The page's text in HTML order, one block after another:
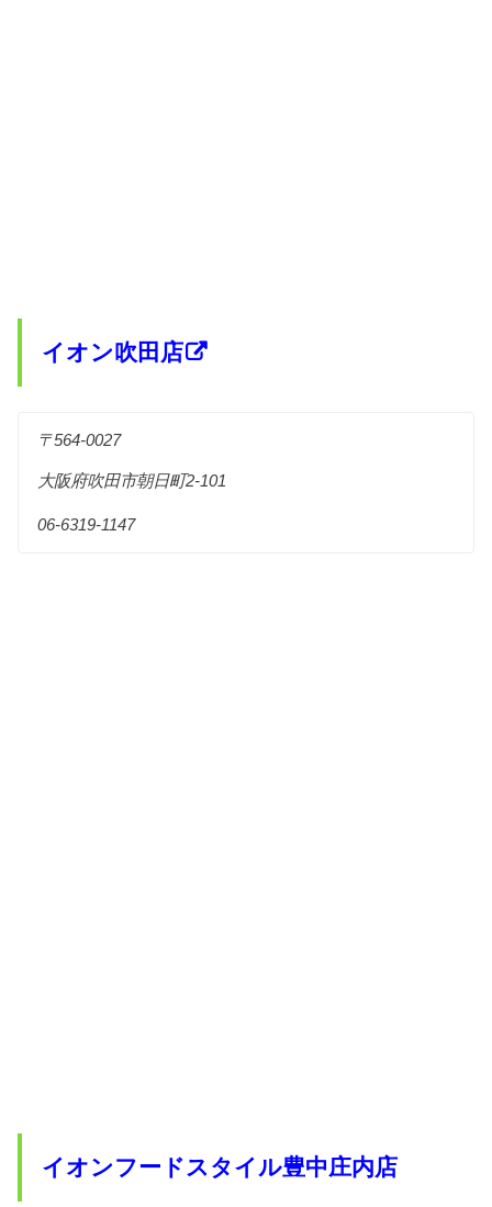
イオン吹田店
〒564-0027
大阪府吹田市朝日町2-101
06-6319-1147
イオンフードスタイル豊中庄内店